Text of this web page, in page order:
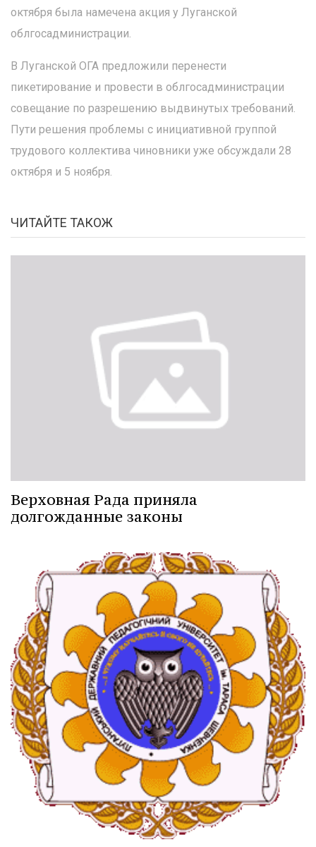
октября была намечена акция у Луганской
облгосадминистрации.
В Луганской ОГА предложили перенести
пикетирование и провести в облгосадминистрации
совещание по разрешению выдвинутых требований.
Пути решения проблемы с инициативной группой
трудового коллектива чиновники уже обсуждали 28
октября и 5 ноября.
ЧИТАЙТЕ ТАКОЖ
Верховная Рада приняла
долгожданные законы